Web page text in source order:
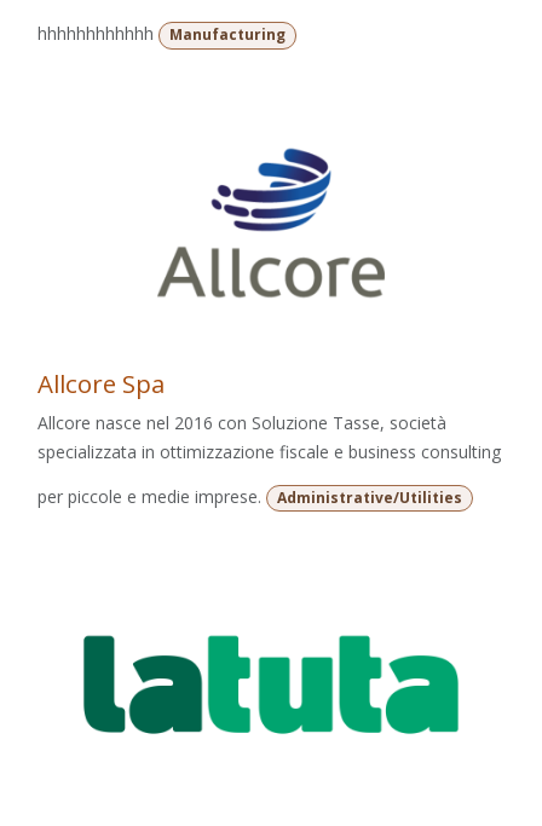
hhhhhhhhhhhh Manufacturing
Allcore Spa
Allcore nasce nel 2016 con Soluzione Tasse, società
specializzata in ottimizzazione fiscale e business consulting
per piccole e medie imprese.
Administrative/Utilities